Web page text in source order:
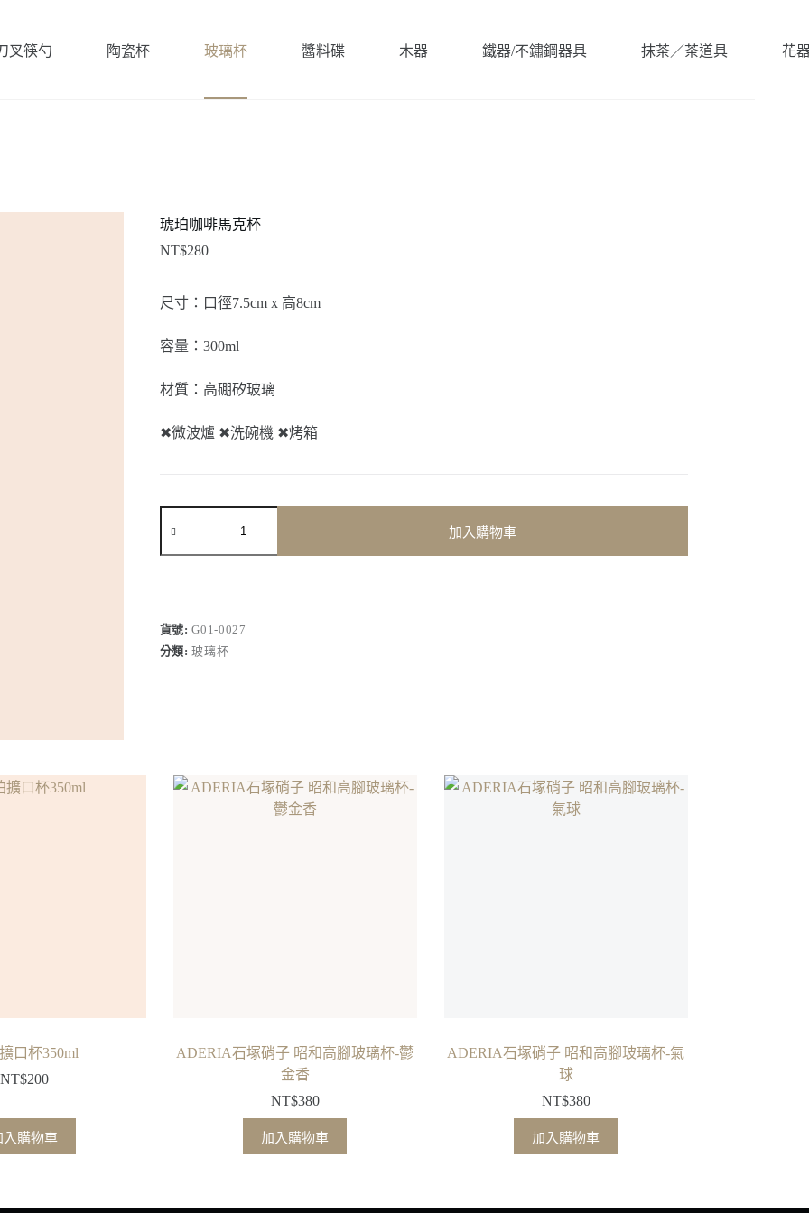
叉筷勺 陶瓷杯 玻璃杯 醬料碟 木器 鐵器/不鏽鋼器具 抹茶／茶道具 花
琥珀咖啡馬克杯
NT$280
尺寸：口徑7.5cm x 高8cm
容量：300ml
材質：高硼矽玻璃
✖微波爐 ✖洗碗機 ✖烤箱
珀
咖
杯
數
加入購物車
貨號:G01-0027
分類:玻璃杯
口杯350ml
NT$200
入購物車
ADERIA石塚硝子 昭和高腳玻璃杯-鬱
金香
NT$380
加入購物車
ADERIA石塚硝子 昭和高腳玻璃杯-氣
球
NT$380
加入購物車